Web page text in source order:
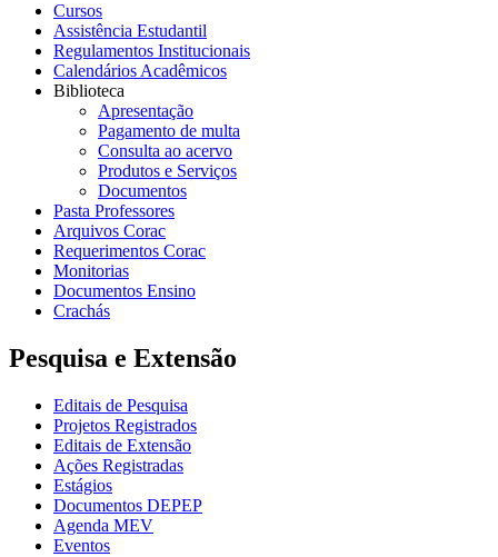
Cursos
Assistência Estudantil
Regulamentos Institucionais
Calendários Acadêmicos
Biblioteca
Apresentação
Pagamento de multa
Consulta ao acervo
Produtos e Serviços
Documentos
Pasta Professores
Arquivos Corac
Requerimentos Corac
Monitorias
Documentos Ensino
Crachás
Pesquisa e Extensão
Editais de Pesquisa
Projetos Registrados
Editais de Extensão
Ações Registradas
Estágios
Documentos DEPEP
Agenda MEV
Eventos